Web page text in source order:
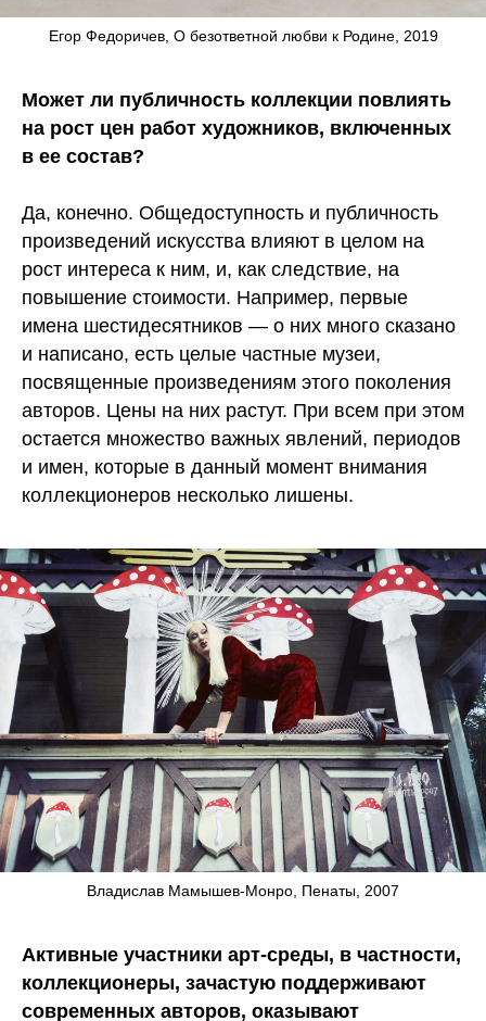
Егор Федоричев, О безответной любви к Родине, 2019
Может ли публичность коллекции повлиять
на рост цен работ художников, включенных
в ее состав?
Да, конечно. Общедоступность и публичность
произведений искусства влияют в целом на
рост интереса к ним, и, как следствие, на
повышение стоимости. Например, первые
имена шестидесятников — о них много сказано
и написано, есть целые частные музеи,
посвященные произведениям этого поколения
авторов. Цены на них растут. При всем при этом
остается множество важных явлений, периодов
и имен, которые в данный момент внимания
коллекционеров несколько лишены.
Владислав Мамышев-Монро, Пенаты, 2007
Активные участники арт-среды, в частности,
коллекционеры, зачастую поддерживают
современных авторов, оказывают